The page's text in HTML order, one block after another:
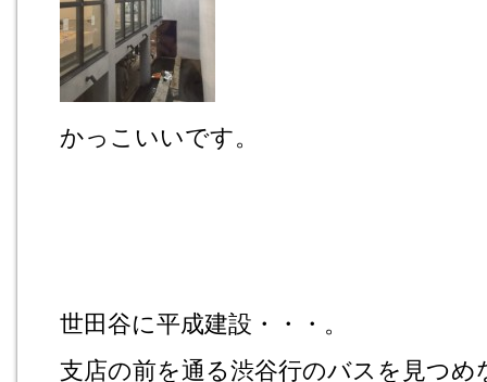
かっこいいです。
世田谷に平成建設・・・。
支店の前を通る渋谷行のバスを見つ